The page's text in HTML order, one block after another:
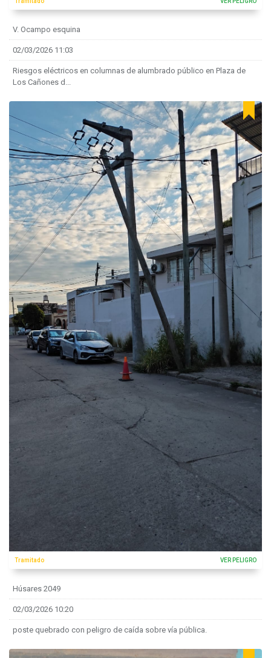
V. Ocampo esquina
02/03/2026 11:03
Riesgos eléctricos en columnas de alumbrado público en Plaza de
Los Cañones d...
Tramitado VER PELIGRO
Húsares 2049
02/03/2026 10:20
poste quebrado con peligro de caída sobre vía pública.